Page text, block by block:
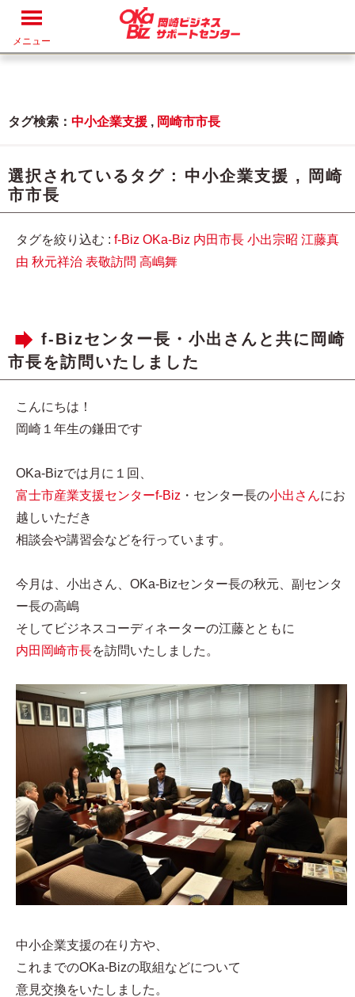
メニュー
タグ検索： 中小企業支援 , 岡崎市市長
選択されているタグ : 中小企業支援 ,
岡崎
市市長
タグを絞り込む : f-Biz OKa-Biz 内田市長 小出宗昭 江藤真
由 秋元祥治 表敬訪問 高嶋舞
f-Bizセンター長・小出さんと共に岡崎
市長を訪問いたしました
こんにちは！
岡崎１年生の鎌田です
OKa-Bizでは月に１回、
富士市産業支援センターf-Biz ・センター長の小出さんにお
越しいただき
相談会や講習会などを行っています。
今月は、小出さん、OKa-Bizセンター長の秋元、副センタ
ー長の高嶋
そしてビジネスコーディネーターの江藤とともに
内田岡崎市長を訪問いたしました。
中小企業支援の在り方や、
これまでのOKa-Bizの取組などについて
意見交換をいたしました。